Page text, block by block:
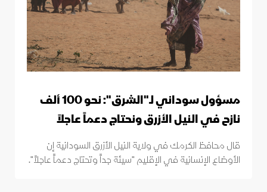
مسؤول سوداني لـ"الشرق": نحو 100 ألف
نازح في النيل الأزرق ونحتاج دعماً عاجلاً
قال محافظ الكرمك في ولاية النيل الأزرق السودانية إن
الأوضاع الإنسانية في الإقليم "سيئة جداً وتحتاج دعماً عاجلاً".